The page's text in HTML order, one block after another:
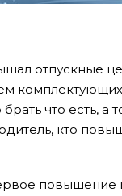
отпускные
что есть, а
кто
повышение